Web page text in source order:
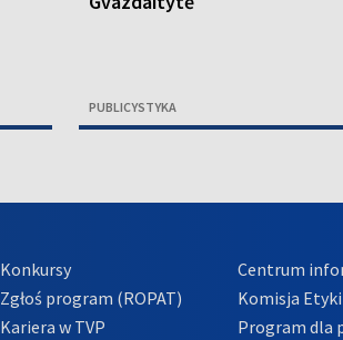
PUBLICYSTYKA
Konkursy
Zgłoś program (ROPAT)
Kariera w TVP
Centrum
Komisja Etyki
Program dla